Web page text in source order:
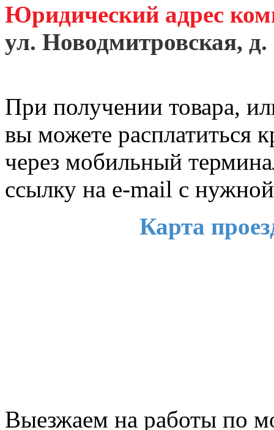
Юридический адрес
ул. Новодмитровская,
При получении товара,
вы можете расплатиться
через мобильный
ссылку на e-mail с
Карта
Выезжаем на работы по